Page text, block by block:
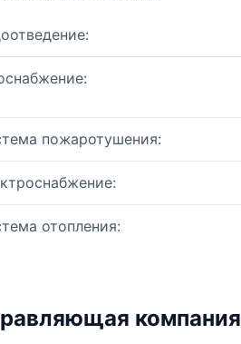
пожаротушения:
отопления:
компания